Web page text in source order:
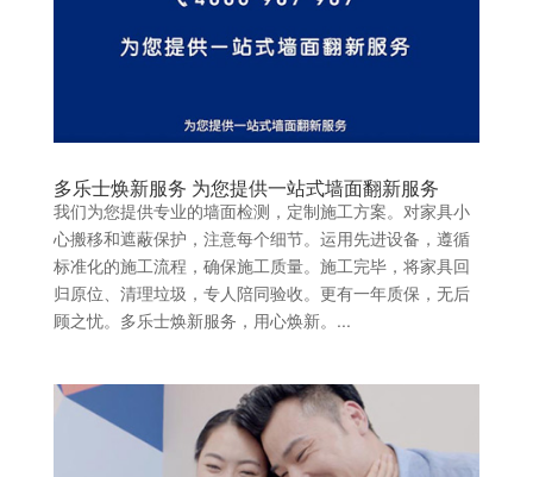
多乐士焕新服务 为您提供一站式墙面翻新服务
我们为您提供专业的墙面检测，定制施工方案。对家具小
心搬移和遮蔽保护，注意每个细节。运用先进设备，遵循
标准化的施工流程，确保施工质量。施工完毕，将家具回
归原位、清理垃圾，专人陪同验收。更有一年质保，无后
顾之忧。多乐士焕新服务，用心焕新。...